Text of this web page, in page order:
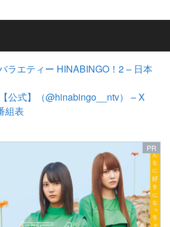
ラエティー HINABINGO！2 – 日本
公式】（@hinabingo__ntv） – X
組表